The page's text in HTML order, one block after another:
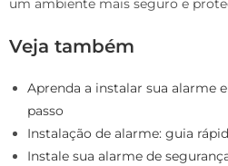
um ambiente mais seguro e
Veja também
Aprenda a instalar sua alarme
passo
Instalação de alarme: guia
Instale sua alarme de